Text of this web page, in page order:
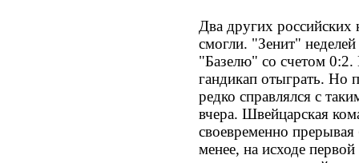
Два других российских
смогли. "Зенит"
"Базелю" со счетом 0:2.
гандикап отыграть. Но
редко справлялся с
вчера. Швейцарская
своевременно
менее, на исходе